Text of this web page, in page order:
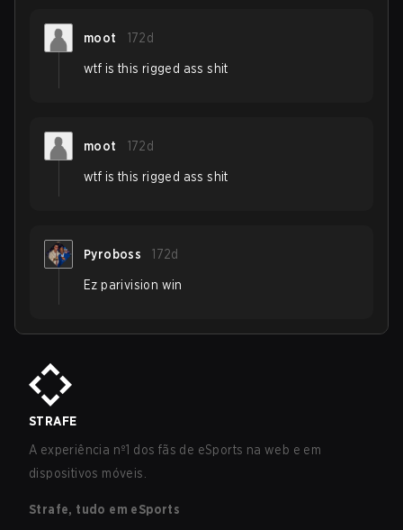
moot 172d
wtf is this rigged ass shit
moot 172d
wtf is this rigged ass shit
Pyroboss 172d
Ez parivision win
STRAFE
A experiência nº1 dos fãs de eSports na web e em
dispositivos móveis.
Strafe, tudo em eSports